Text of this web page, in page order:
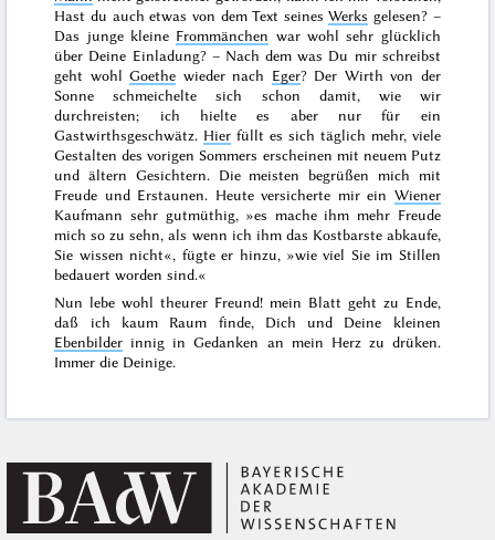
Hast du auch etwas von dem Text seinesWerks gelesen? –
Das junge kleine Frommänchen war wohlsehr glücklich
über Deine Einladung? – Nach dem was Du mir schreibst
geht wohlGoethe wieder nach Eger? Der Wirth von der
Sonne schmeichelte sich schon damit, wie wir
durchreisten; ich hielte es aber nur für ein
Gastwirthsgeschwätz. Hier füllt es sich täglich mehr, viele
Gestalten desvorigen Sommers erscheinen mit neuem Putz
und ältern Gesichtern. Die meisten begrüßen mich mit
Freude und Erstaunen. Heute versicherte mir ein Wiener
Kaufmann sehr gutmüthig, »es mache ihm mehr Freude
mich so zu sehn, als wenn ich ihm das Kostbarste abkaufe,
Sie wissen nicht«, fügte er hinzu, »wie viel Sie im Stillen
bedauert worden sind.«
Nun lebe wohl theurer Freund! mein Blatt geht zu Ende,
daß ich kaum Raum finde, Dich und Deine kleinen
Ebenbilder innig in Gedanken an mein Herz zu drüken.
Immer die Deinige.